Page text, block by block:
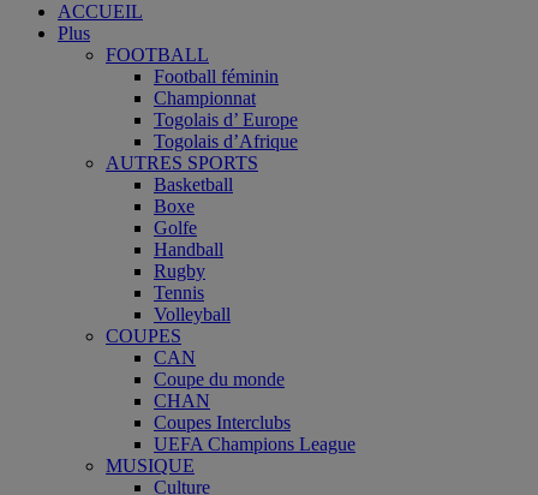
ACCUEIL
Plus
FOOTBALL
Football féminin
Championnat
Togolais d’ Europe
Togolais d’Afrique
AUTRES SPORTS
Basketball
Boxe
Golfe
Handball
Rugby
Tennis
Volleyball
COUPES
CAN
Coupe du monde
CHAN
Coupes Interclubs
UEFA Champions League
MUSIQUE
Culture